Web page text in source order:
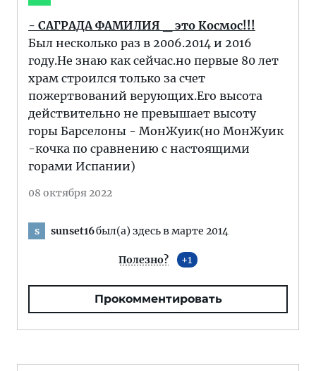
- САГРАДА ФАМИЛИЯ _ это Космос!!!
Был несколько раз в 2006.2014 и 2016
году.Не знаю как сейчас.но первые 80 лет
храм строился только за счет
пожертвований верующих.Его высота
действительно не превышает высоту
горы Барселоны - МонЖуик(но МонЖуик
-кочка по сравнению с настоящими
горами Испании)
08 октября 2022
s sunset16был(а) здесь в марте 2014
Полезно? 1
Прокомментировать